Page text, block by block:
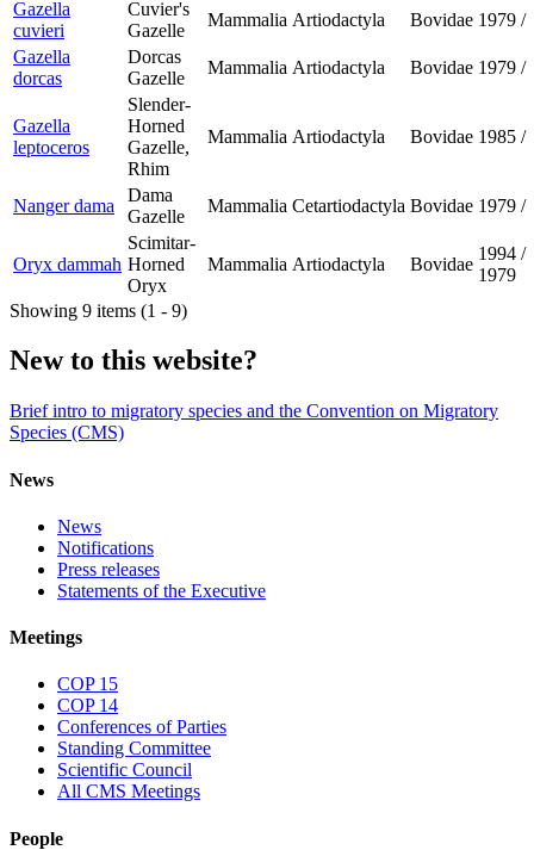
Gazella
cuvieri
Cuvier's
Gazelle
Mammalia Artiodactyla Bovidae 1979 /
Gazella
dorcas
Dorcas
Gazelle
Mammalia Artiodactyla Bovidae 1979 /
Gazella
leptoceros
Slender-
Horned
Gazelle,
Rhim
Mammalia Artiodactyla Bovidae 1985 /
Nanger dama
Dama
Gazelle
Mammalia Cetartiodactyla Bovidae 1979 /
Oryx dammah
Scimitar-
Horned
Oryx
Mammalia Artiodactyla Bovidae
1994 /
1979
Showing 9 items (1 - 9)
New to this website?
Brief intro to migratory species and the Convention on Migratory
Species (CMS)
News
News
Notifications
Press releases
Statements of the Executive
Meetings
COP 15
COP 14
Conferences of Parties
Standing Committee
Scientific Council
All CMS Meetings
People